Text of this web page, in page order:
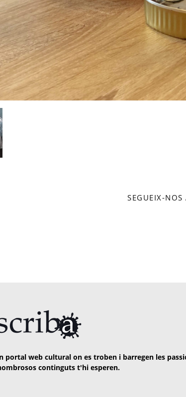
SEGUEIX-
portal web cultural on es troben i barregen les
continguts t'hi esperen.